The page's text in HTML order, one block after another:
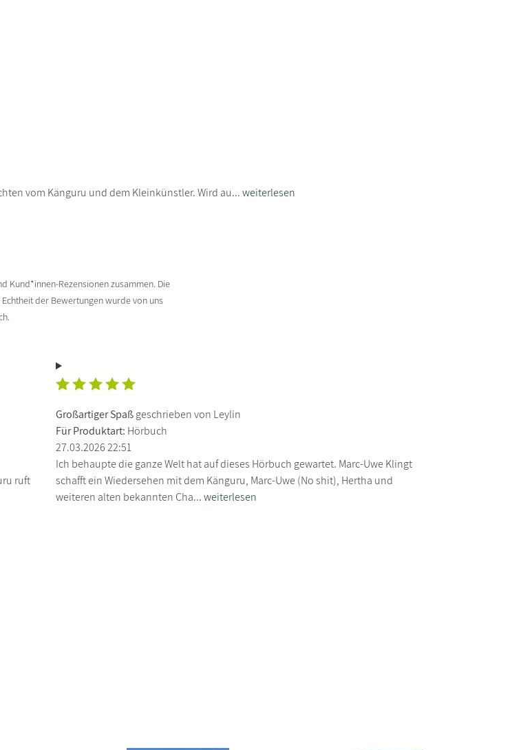
vom Känguru und dem Kleinkünstler. Wird au...weiterlesen
Kund*innen-Rezensionen zusammen. Die
der Bewertungen wurde von uns
ruft
Großartiger Spaßgeschrieben von Leylin
Für Produktart: Hörbuch
27.03.2026 22:51
Ich behaupte die ganze Welt hat auf dieses Hörbuch gewartet. Marc-Uwe Klingt
schafft ein Wiedersehen mit dem Känguru, Marc-Uwe (No shit), Hertha und
weiteren alten bekannten Cha...weiterlesen